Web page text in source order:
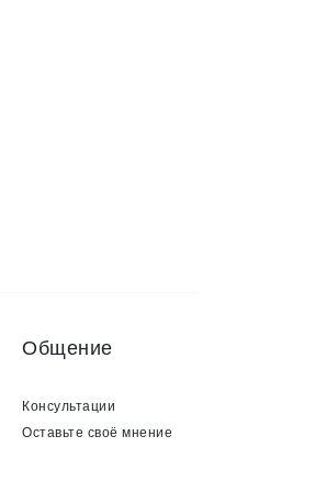
Общение
Консультации
Оставьте своё мнение